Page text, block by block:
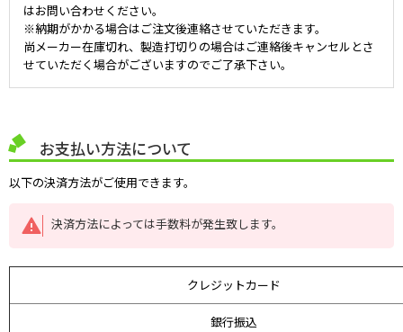
はお問い合わせください。
※納期がかかる場合はご注文後連絡させていただきます。
尚メーカー在庫切れ、製造打切りの場合はご連絡後キャンセルとさ
せていただく場合がございますのでご了承下さい。
お支払い方法について
以下の決済方法がご使用できます。
決済方法によっては手数料が発生致します。
クレジットカード
銀行振込